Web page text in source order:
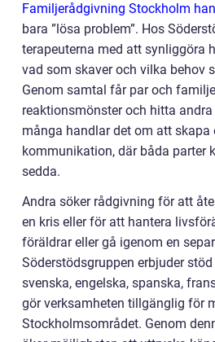
Familjerådgivning Stockholm
bara ”lösa problem”. Hos
terapeuterna med att synliggöra
vad som skaver och vilka behov
Genom samtal får par och
reaktionsmönster och hitta
många handlar det om att skapa
kommunikation, där båda parter
sedda.
Andra söker rådgivning för att
en kris eller för att hantera
föräldrar eller gå igenom en
Söderstödsgruppen erbjuder
svenska, engelska, spanska,
gör verksamheten tillgänglig för
Stockholmsområdet. Genom